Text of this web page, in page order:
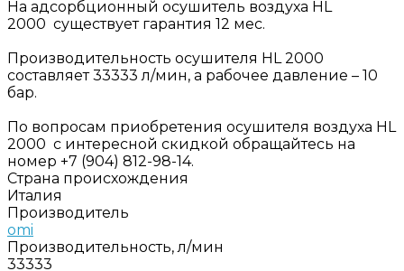
На адсорбционный осушитель воздуха HL
2000 существует гарантия 12 мес.
Производительность осушителя HL 2000
составляет 33333 л/мин, а рабочее давление – 10
бар.
По вопросам приобретения осушителя воздуха HL
2000 с интересной скидкой обращайтесь на
номер +7 (904) 812-98-14.
Страна происхождения
Италия
Производитель
omi
Производительность, л/мин
33333